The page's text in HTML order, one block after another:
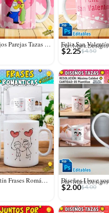
San Valentín Dibujos Parejas Tazas Editables Por: Mark Designs
$4.50
$2.25
Diseños San Valentín Frases Románticas Tazas Por: Mark Designs
$4.00
$2.00